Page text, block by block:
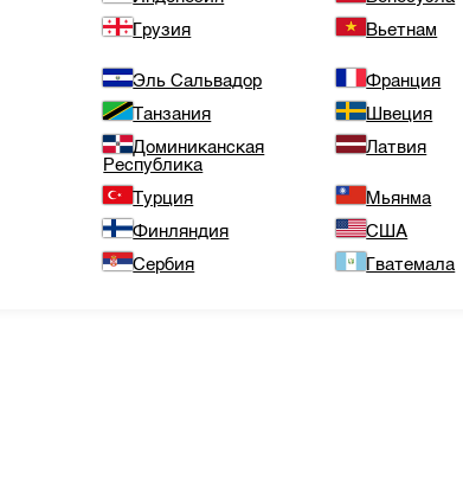
Грузия Вьетнам
Эль Сальвадор Франция
Танзания Швеция
Доминиканская
Республика
Латвия
Турция Мьянма
Финляндия США
Сербия Гватемала